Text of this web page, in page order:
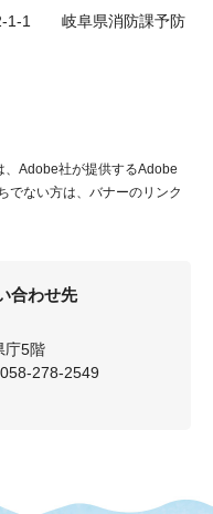
1-1 岐阜県消防課予防
、Adobe社が提供するAdobe
でない方は、バナーのリンク
合わせ先
庁5階
278-2549